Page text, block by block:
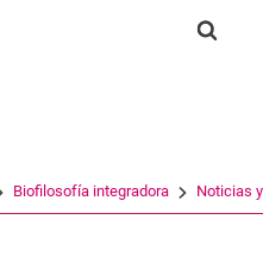
Jump directly to: content
Jump directly to: search
Jump directly to: main
Biofilosofía integradora Noticias